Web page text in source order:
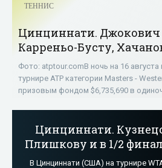
ТЕННИС
Цинциннати. Джокович
Карреньо-Бусту,
и другие результаты
круга - «ТЕННИС»
Фото: atptour.comВ ночь на 16
турнире ATP категории Masters -
призовым фондом $6,735,690 в
Цинциннати.
Плишкову и в 1/2
Барти -
В Цинциннати (США) на турнире